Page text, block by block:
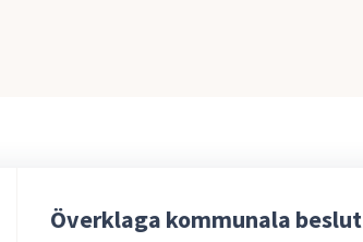
Överklaga kommunala beslut